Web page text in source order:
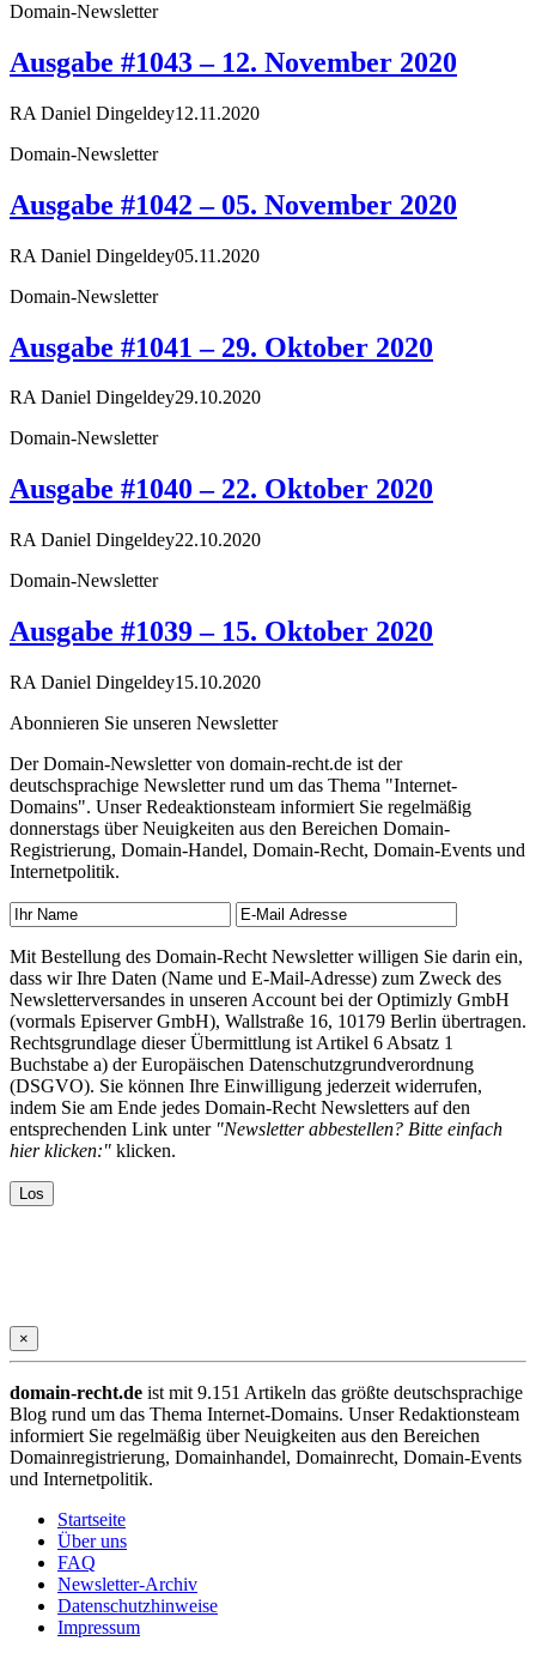
Domain-Newsletter
Ausgabe #1043 – 12. November 2020
RA Daniel Dingeldey12.11.2020
Domain-Newsletter
Ausgabe #1042 – 05. November 2020
RA Daniel Dingeldey05.11.2020
Domain-Newsletter
Ausgabe #1041 – 29. Oktober 2020
RA Daniel Dingeldey29.10.2020
Domain-Newsletter
Ausgabe #1040 – 22. Oktober 2020
RA Daniel Dingeldey22.10.2020
Domain-Newsletter
Ausgabe #1039 – 15. Oktober 2020
RA Daniel Dingeldey15.10.2020
Abonnieren Sie unseren Newsletter
Der Domain-Newsletter von domain-recht.de ist der
deutschsprachige Newsletter rund um das Thema "Internet-
Domains". Unser Redeaktionsteam informiert Sie regelmäßig
donnerstags über Neuigkeiten aus den Bereichen Domain-
Registrierung, Domain-Handel, Domain-Recht, Domain-Events und
Internetpolitik.
Mit Bestellung des Domain-Recht Newsletter willigen Sie darin ein,
dass wir Ihre Daten (Name und E-Mail-Adresse) zum Zweck des
Newsletterversandes in unseren Account bei der Optimizly GmbH
(vormals Episerver GmbH), Wallstraße 16, 10179 Berlin übertragen.
Rechtsgrundlage dieser Übermittlung ist Artikel 6 Absatz 1
Buchstabe a) der Europäischen Datenschutzgrundverordnung
(DSGVO). Sie können Ihre Einwilligung jederzeit widerrufen,
indem Sie am Ende jedes Domain-Recht Newsletters auf den
entsprechenden Link unter "Newsletter abbestellen? Bitte einfach
hier klicken:" klicken.
×
domain-recht.de ist mit 9.151 Artikeln das größte deutschsprachige
Blog rund um das Thema Internet-Domains. Unser Redaktionsteam
informiert Sie regelmäßig über Neuigkeiten aus den Bereichen
Domainregistrierung, Domainhandel, Domainrecht, Domain-Events
und Internetpolitik.
Startseite
Über uns
FAQ
Newsletter-Archiv
Datenschutzhinweise
Impressum